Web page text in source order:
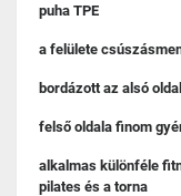
puha TPE
a felülete
bordázott az alsó
felső oldala finom
alkalmas különféle
pilates és a torna